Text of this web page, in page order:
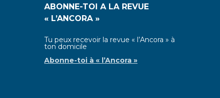
ABONNE-TOI A LA REVUE
« L’ANCORA »
Tu peux recevoir la revue « l’Ancora » à
ton domicile
Abonne-toi à « l’Ancora »